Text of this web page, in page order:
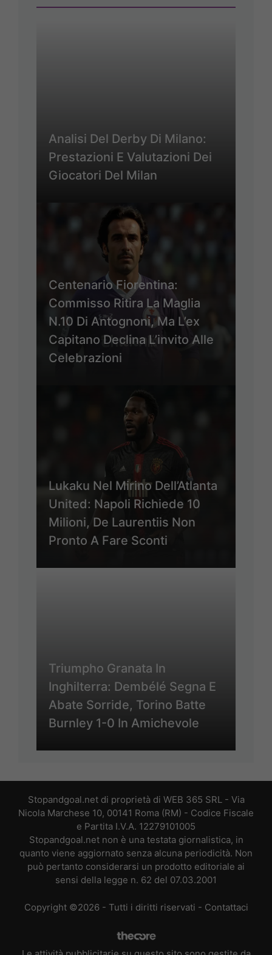
Analisi Del Derby Di Milano:
Prestazioni E Valutazioni Dei
Giocatori Del Milan
Centenario Fiorentina:
Commisso Ritira La Maglia
N.10 Di Antognoni, Ma L’ex
Capitano Declina L’invito Alle
Celebrazioni
Lukaku Nel Mirino Dell’Atlanta
United: Napoli Richiede 10
Milioni, De Laurentiis Non
Pronto A Fare Sconti
Triumpho Granata In
Inghilterra: Dembélé Segna E
Abate Sorride, Torino Batte
Burnley 1-0 In Amichevole
Stopandgoal.net di proprietà di WEB 365 SRL - Via
Nicola Marchese 10, 00141 Roma (RM) - Codice Fiscale
e Partita I.V.A. 12279101005
Stopandgoal.net non è una testata giornalistica, in
quanto viene aggiornato senza alcuna periodicità. Non
può pertanto considerarsi un prodotto editoriale ai
sensi della legge n. 62 del 07.03.2001
Copyright ©2026 - Tutti i diritti riservati - Contattaci